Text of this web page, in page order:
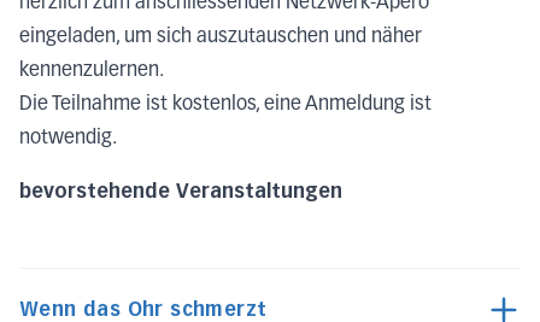
eingeladen, um sich auszutauschen und näher
kennenzulernen.
Die Teilnahme ist kostenlos, eine Anmeldung ist
notwendig.
bevorstehende Veranstaltungen
Wenn das Ohr schmerzt